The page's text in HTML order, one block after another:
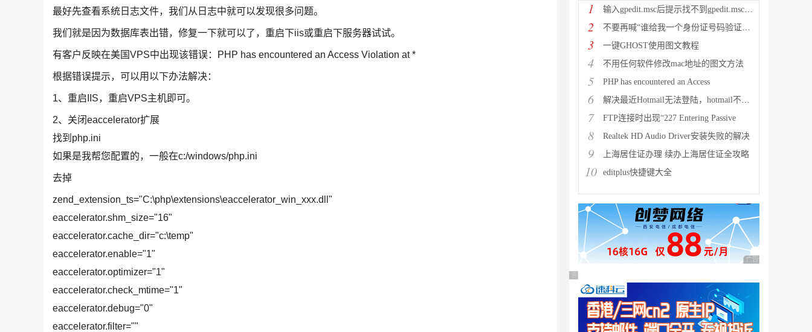
最好先查看系统日志文件，我们从日志中就可以发现很多问题。
我们就是因为数据库表出错，修复一下就可以了，重启下iis或重启下服务器试试。
有客户反映在美国VPS中出现该错误：PHP has encountered an Access Violation at *
根据错误提示，可以用以下办法解决：
1、重启IIS，重启VPS主机即可。
2、关闭eaccelerator扩展
找到php.ini
如果是我帮您配置的，一般在c:/windows/php.ini
去掉
zend_extension_ts="C:\php\extensions\eaccelerator_win_xxx.dll"
eaccelerator.shm_size="16"
eaccelerator.cache_dir="c:\temp"
eaccelerator.enable="1"
eaccelerator.optimizer="1"
eaccelerator.check_mtime="1"
eaccelerator.debug="0"
eaccelerator.filter=""
1 输入gpedit.msc后提示找不到gpedit.msc的解
2 不要再喊“谁给我一个身份证号码验证的代码”了，脚本之家站长提
3 一键GHOST使用图文教程
4 不用任何软件修改mac地址的图文方法
5 PHP has encountered an Access
6 解决最近Hotmail无法登陆，hotmail不能登陆的最新
7 FTP连接时出现“227 Entering Passive
8 Realtek HD Audio Driver安装失败的解决
9 上海居住证办理 续办上海居住证全攻略
10 editplus快捷键大全
广告 商业广告，理性
广告 商业广告，理性选择